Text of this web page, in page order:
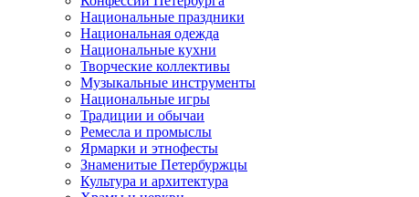
Национальные праздники
Национальная одежда
Национальные кухни
Творческие коллективы
Музыкальные инструменты
Национальные игры
Традиции и обычаи
Ремесла и промыслы
Ярмарки и этнофесты
Знаменитые Петербуржцы
Культура и архитектура